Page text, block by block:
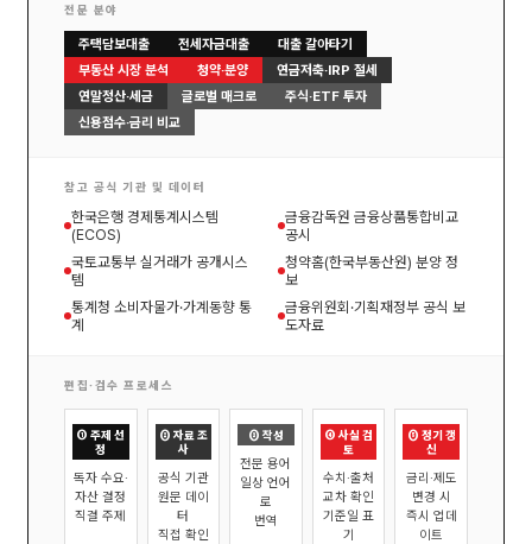
전문 분야
주택담보대출 전세자금대출
대출 갈아타기
부동산 시장 분석
청약·분양
연금저축·IRP 절세
연말정산·세금
글로벌 매크로
주식·ETF 투자
신용점수·금리 비교
참고 공식 기관 및 데이터
한국은행 경제통계시스템
(ECOS)
금융감독원 금융상품통합비교
공시
국토교통부 실거래가 공개시스
템
청약홈(한국부동산원) 분양 정
보
통계청 소비자물가·가계동향 통
계
금융위원회·기획재정부 공식 보
도자료
편집·검수 프로세스
① 주제 선
정
독자 수요·
자산 결정
직결 주제
② 자료 조
사
공식 기관
원문 데이
터
직접 확인
③ 작성
전문 용어
일상 언어
로
번역
④ 사실 검
토
수치·출처
교차 확인
기준일 표
기
⑤ 정기 갱
신
금리·제도
변경 시
즉시 업데
이트